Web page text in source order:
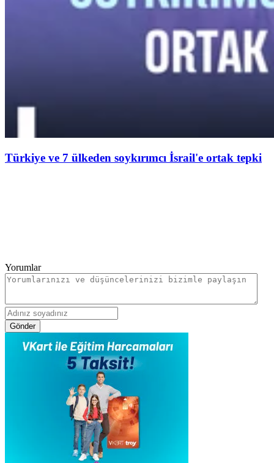
Türkiye ve 7 ülkeden soykırımcı İsrail'e ortak tepki
Yorumlar
Gönder